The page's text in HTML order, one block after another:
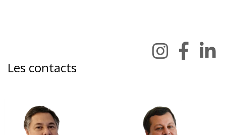
Les contacts